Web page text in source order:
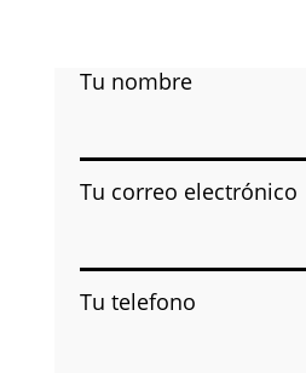
Tu nombre
Tu correo electrónico
Tu telefono